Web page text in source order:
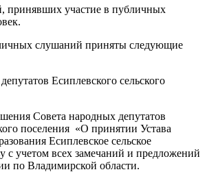
принявших участие в публичных
слушаний приняты следующие
Есиплевского сельского
Совета народных депутатов
поселения «О принятии Устава
Есиплевское сельское
с учетом всех замечаний и предложений
Владимирской области.